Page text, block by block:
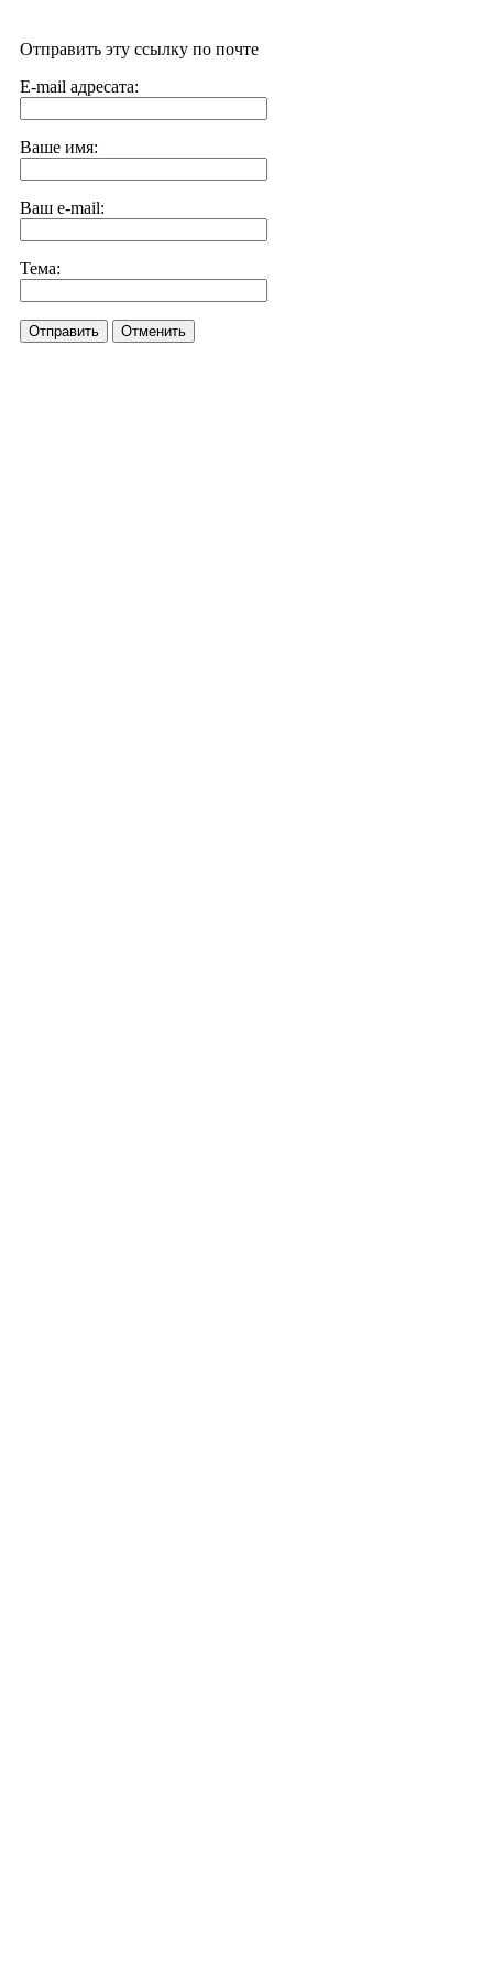
Отправить эту ссылку по почте
E-mail адресата:
Ваше имя:
Ваш e-mail:
Тема:
Отправить Отменить